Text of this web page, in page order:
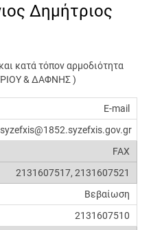
Δημήτριος
κατά τόπον αρμοδιότητα
& ΔΑΦΝΗΣ )
E-mail
syzefxis@1852.syzefxis.gov.gr
FAX
2131607517, 2131607521
Βεβαίωση
2131607510